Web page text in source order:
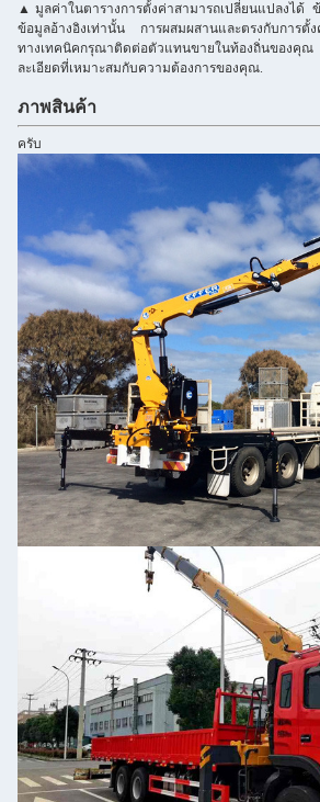
▲มูลค่าในตารางการตั้งค่าสามารถเปลี่ยนแปลงได้
ข้อมูลอ้างอิงเท่านั้น การผสมผสานและตรงกับการตั้
ทางเทคนิคกรุณาติดต่อตัวแทนขายในท้องถิ่นขอ
ละเอียดที่เหมาะสมกับความต้องการของคุณ.
ภาพสินค้า
ครับ